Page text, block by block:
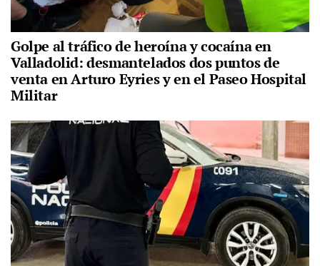
Golpe al tráfico de heroína y cocaína en
Valladolid: desmantelados dos puntos de
venta en Arturo Eyries y en el Paseo Hospital
Militar